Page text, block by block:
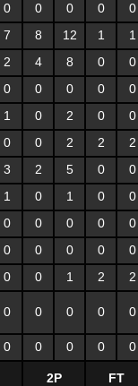
0 0 0 0
0
7 8 12 1
1
2 4 8 0
0
0 0 0 0
0
1 0 2 0
0
0 0 2 2
2
3 2 5 0
0
1 0 1 0
0
0 0 0 0
0
0 0 0 0
0
0 0 1 2 2
0 0 0 0 0
0 0 0 0 0
2P FT